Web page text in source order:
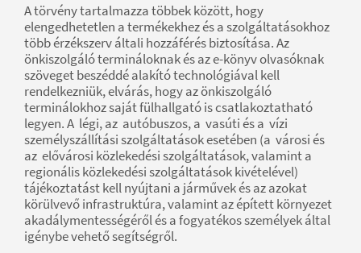
A törvény tartalmazza többek között, hogy
elengedhetetlen a termékekhez és a szolgáltatásokhoz
több érzékszerv általi hozzáférés biztosítása. Az
önkiszolgáló termináloknak és az e-könyv olvasóknak
szöveget beszéddé alakító technológiával kell
rendelkezniük, elvárás, hogy az önkiszolgáló
terminálokhoz saját fülhallgató is csatlakoztatható
legyen. A légi, az autóbuszos, a vasúti és a vízi
személyszállítási szolgáltatások esetében (a városi és
az elővárosi közlekedési szolgáltatások, valamint a
regionális közlekedési szolgáltatások kivételével)
tájékoztatást kell nyújtani a járművek és az azokat
körülvevő infrastruktúra, valamint az épített környezet
akadálymentességéről és a fogyatékos személyek által
igénybe vehető segítségről.